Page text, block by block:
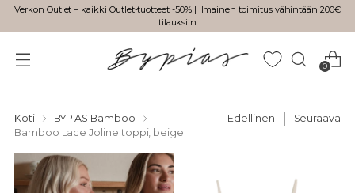
Verkon Outlet – kaikki Outlet-tuotteet -50% | Ilmainen toimitus vähintään 200€
tilauksiin
0
Koti
BYPIAS Bamboo
Bamboo Lace Joline toppi, beige
Edellinen Seuraava